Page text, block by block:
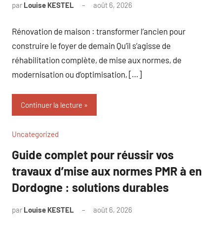
par Louise KESTEL août 6, 2026
Rénovation de maison : transformer l’ancien pour
construire le foyer de demain Qu’il s’agisse de
réhabilitation complète, de mise aux normes, de
modernisation ou d’optimisation, […]
Continuer la lecture
Uncategorized
Guide complet pour réussir vos
travaux d’mise aux normes PMR à en
Dordogne : solutions durables
par Louise KESTEL août 6, 2026